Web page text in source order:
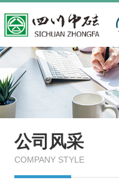
公司风采
COMPANY STYLE